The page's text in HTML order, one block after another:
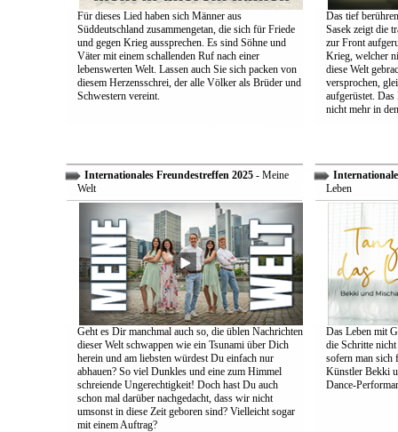
Für dieses Lied haben sich Männer aus
Süddeutschland zusammengetan, die sich für Friede
und gegen Krieg aussprechen. Es sind Söhne und
Väter mit einem schallenden Ruf nach einer
lebenswerten Welt. Lassen auch Sie sich packen von
diesem Herzensschrei, der alle Völker als Brüder und
Schwestern vereint.
Das tief
Sasek zeigt die
zur Front
Krieg, welcher
diese Welt
versprochen,
aufgerüstet.
nicht mehr in
Internationales Freundestreffen 2025- Meine
Welt
Geht es Dir manchmal auch so, die üblen Nachrichten
dieser Welt schwappen wie ein Tsunami über Dich
herein und am liebsten würdest Du einfach nur
abhauen? So viel Dunkles und eine zum Himmel
schreiende Ungerechtigkeit! Doch hast Du auch
schon mal darüber nachgedacht, dass wir nicht
umsonst in diese Zeit geboren sind? Vielleicht sogar
mit einem Auftrag?
Leben
Das Leben mit
die Schritte
sofern man sich
Künstler Bekki
Dance-